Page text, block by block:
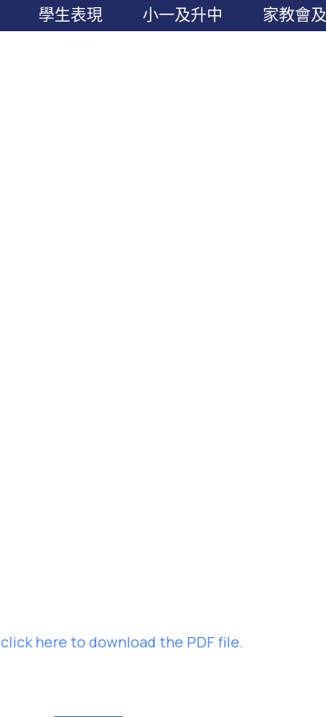
學生表現 小一及升中 家教會
click here to download the PDF file.